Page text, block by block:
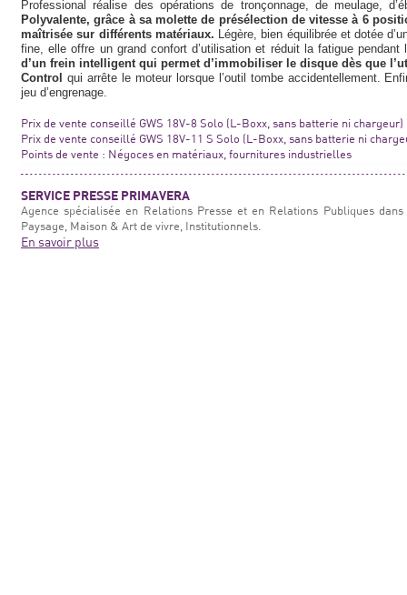
Professional réalise des opérations de tronçonnage, de meulage,
Polyvalente, grâce à sa molette de présélection de vitesse à 6
maîtrisée sur différents matériaux. Légère, bien équilibrée et dotée
fine, elle offre un grand confort d’utilisation et réduit la fatigue
d’un frein intelligent qui permet d’immobiliser le disque dès que
Control qui arrête le moteur lorsque l’outil tombe accidentellement.
jeu d’engrenage.
Prix de vente conseillé GWS 18V-8 Solo (L-Boxx, sans batterie ni chargeur)
Prix de vente conseillé GWS 18V-11 S Solo (L-Boxx, sans batterie ni
Points de vente : Négoces en matériaux, fournitures industrielles
SERVICE PRESSE PRIMAVERA
Agence spécialisée en Relations Presse et en Relations Publiques
Paysage, Maison & Art de vivre, Institutionnels.
En savoir plus